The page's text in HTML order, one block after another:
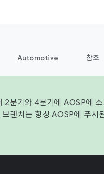
Automotive 참조
분기와 4분기에 AOSP에
브랜치는 항상 AOSP에 푸시